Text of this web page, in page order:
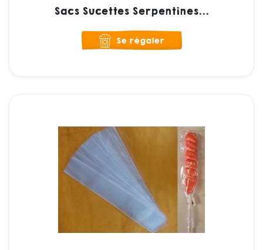
Sacs Sucettes Serpentines...
Se régaler